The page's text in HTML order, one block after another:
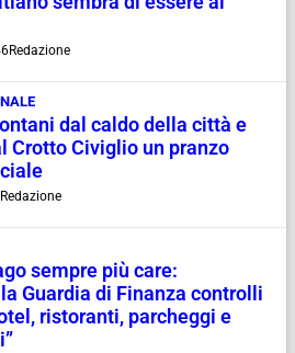
Redazione
dal caldo della città e
Crotto Civiglio un pranzo
Redazione
sempre più care:
Guardia di Finanza controlli
ristoranti, parcheggi e